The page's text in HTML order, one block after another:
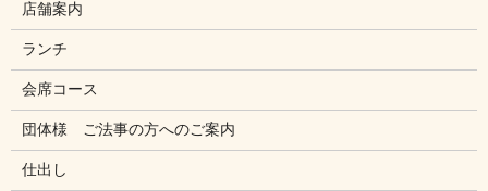
店舗案内
ランチ
会席コース
団体様 ご法事の方へのご案内
仕出し